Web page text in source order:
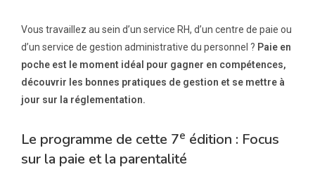
Vous travaillez au sein d’un service RH, d’un centre de paie ou
d’un service de gestion administrative du personnel ? Paie en
poche est le moment idéal pour gagner en compétences,
découvrir les bonnes pratiques de gestion et se mettre à
jour sur la réglementation.
Le programme de cette 7e édition : Focus
sur la paie et la parentalité